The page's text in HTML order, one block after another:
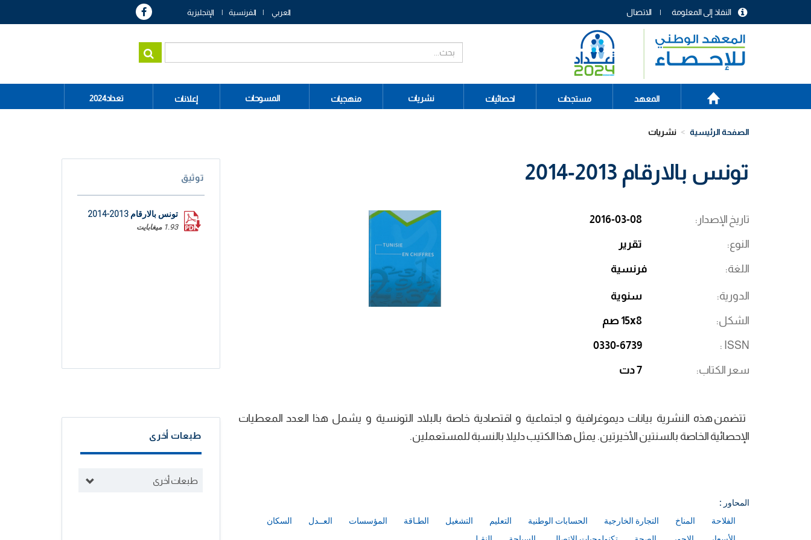
menu
header
الاتصال النفاذ إلى المعلومة العربي الفرنسية الإنجليزية
Main
navigation
الرئيسية
المعهد مستجدات احصائيات نشريات منهجيات المسوحات إعلانات تعداد2024
الصفحة الرئيسية نشريات
تونس بالارقام 2013-2014
تاريخ الإصدار 2016-03-08
النوع تقرير
اللغة فرنسية
الدورية سنوية
الشكل 15x8 صم
ISSN
0330-6739
سعر الكتاب 7 دت
تتضمن هذه النشرية بيانات ديموغرافية و اجتماعية و اقتصادية خاصة بالبلاد التونسية و يشمل هذا العدد المعطيات
الإحصائية الخاصة بالسنتين الأخيرتين. يمثل هذا الكتيب دليلا بالنسبة للمستعملين.
المحاور :
الفلاحة
المناخ التجارة الخارجية الحسابات الوطنية التعليم التشغيل الطـاقة المؤسسات العــدل
السكان
توثيق
تونس بالارقام 2013-2014
1.93 ميغابايت
طبعات أخرى
طبعات أخرى